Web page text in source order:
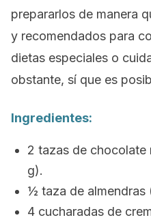
prepararlos de manera
y recomendados para
dietas especiales o
obstante, sí que es
Ingredientes:
2 tazas de chocolate
g).
½ taza de almendras
4 cucharadas de